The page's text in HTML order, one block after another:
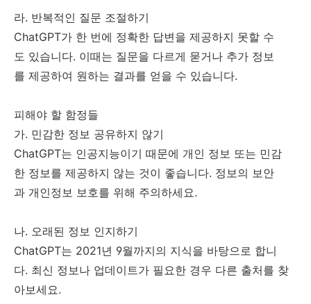
라. 반복적인 질문 조절하기
ChatGPT가 한 번에 정확한 답변을 제공하지 못할 수
도 있습니다. 이때는 질문을 다르게 묻거나 추가 정보
를 제공하여 원하는 결과를 얻을 수 있습니다.
피해야 할 함정들
가. 민감한 정보 공유하지 않기
ChatGPT는 인공지능이기 때문에 개인 정보 또는 민감
한 정보를 제공하지 않는 것이 좋습니다. 정보의 보안
과 개인정보 보호를 위해 주의하세요.
나. 오래된 정보 인지하기
ChatGPT는 2021년 9월까지의 지식을 바탕으로 합니
다. 최신 정보나 업데이트가 필요한 경우 다른 출처를 찾
아보세요.